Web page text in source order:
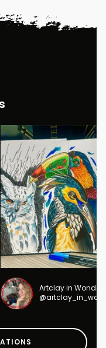
Artclay in